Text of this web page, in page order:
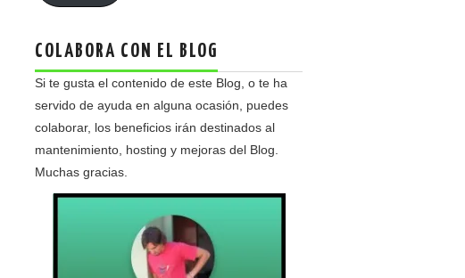
COLABORA CON EL BLOG
Si te gusta el contenido de este Blog, o te ha
servido de ayuda en alguna ocasión, puedes
colaborar, los beneficios irán destinados al
mantenimiento, hosting y mejoras del Blog.
Muchas gracias.